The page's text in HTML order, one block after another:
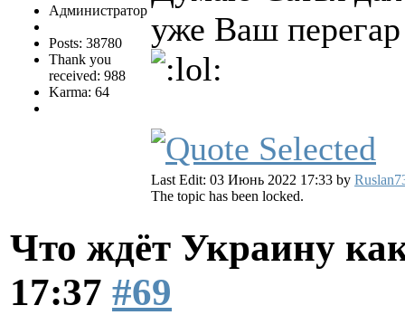
Администратор
Posts: 38780
Thank you
received: 988
Karma: 64
уже Ваш
Last Edit: 03 Июнь 2022 17:33 by
The topic has been locked.
Что ждёт Украину
17:37 #69